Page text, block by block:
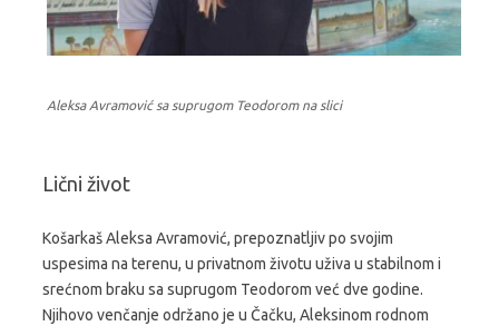
Aleksa Avramović sa suprugom Teodorom na slici
Lični život
Košarkaš Aleksa Avramović, prepoznatljiv po svojim
uspesima na terenu, u privatnom životu uživa u stabilnom i
srećnom braku sa suprugom Teodorom već dve godine.
Njihovo venčanje održano je u Čačku, Aleksinom rodnom